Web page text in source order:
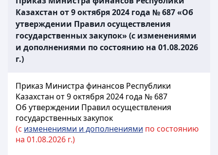
Казахстан от 9 октября 2024 года № 687 «Об
утверждении Правил осуществления
государственных закупок» (с изменениями
и дополнениями по состоянию на 01.08.2026
г.)
Приказ Министра финансов Республики
Казахстан от 9 октября 2024 года № 687
Об утверждении Правил осуществления
государственных закупок
(с изменениями и дополнениями по состоянию
на 01.08.2026 г.)